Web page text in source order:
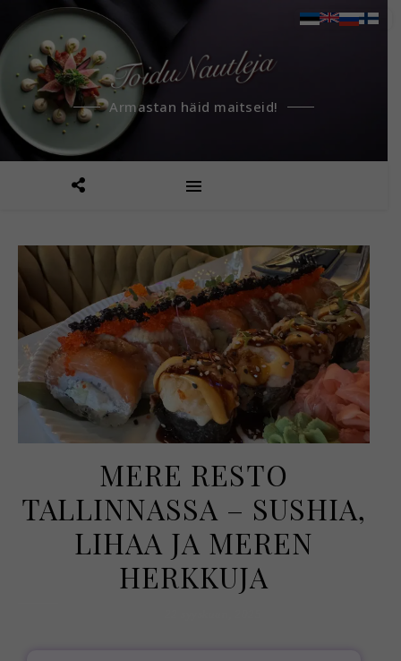
Armastan häid maitseid!
MERE RESTO
TALLINNASSA – SUSHIA,
LIHAA JA MEREN
HERKKUJA